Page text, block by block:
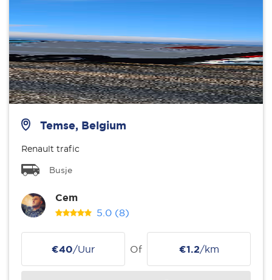
Temse, Belgium
Renault trafic
Busje
Cem
5.0 (8)
€40/Uur Of €1.2/km